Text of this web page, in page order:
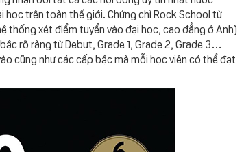
trên toàn thế giới. Chứng chỉ Rock School từ
thống xét điểm tuyển vào đại học, cao đẳng ở Anh)
rõ ràng từ Debut, Grade 1, Grade 2, Grade 3…
cũng như các cấp bậc mà mỗi học viên có thể đạt